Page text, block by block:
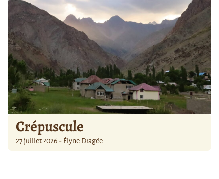
Crépuscule
27 juillet 2026 - Élyne Dragée